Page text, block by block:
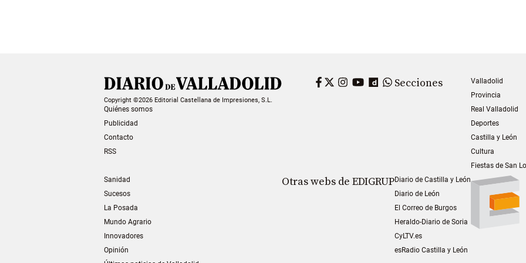
Copyright ©2026 Editorial Castellana de Impresiones, S.L.
Quiénes somos
Publicidad
Contacto
RSS
Facebook
Twitter
Instagram
YouTube
Dailymotion
WhatsApp
Secciones
Valladolid
Provincia
Real Valladolid
Deportes
Castilla y León
Cultura
Fiestas de San
Sanidad
Sucesos
La Posada
Mundo Agrario
Innovadores
Opinión
Otras webs de EDIGRUPDiario de Castilla y León
Diario de León
El Correo de Burgos
Heraldo-Diario de Soria
CyLTV.es
esRadio Castilla y León